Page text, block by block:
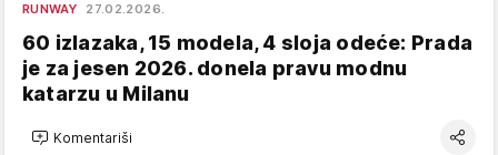
RUNWAY 27.02.2026.
60 izlazaka, 15 modela, 4 sloja odeće: Prada
je za jesen 2026. donela pravu modnu
katarzu u Milanu
Komentariši